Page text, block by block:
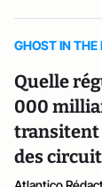
GHOST IN THE
Quelle
000
transitent
des